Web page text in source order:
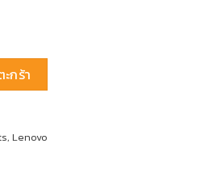
55a 24 Gen 6 AIO Ryzen 7 250
กร้า
, Lenovo